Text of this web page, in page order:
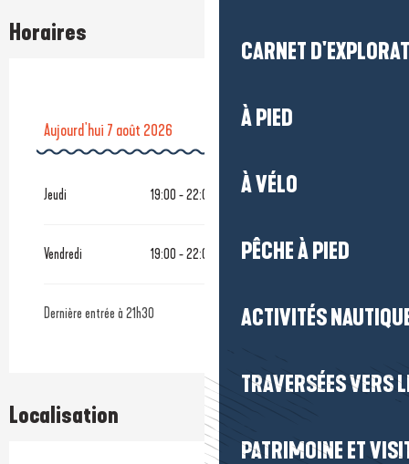
CARNET
À PIED
À VÉLO
PÊCHE À PIED
ACTIVITÉS
TRAVERSÉES VERS
PATRIMOINE ET
Horaires
Aujourd'hui 7 août 2026
Jeudi 19:00 - 22:00
Vendredi 19:00 - 22:00
Dernière entrée à 21h30
Localisation